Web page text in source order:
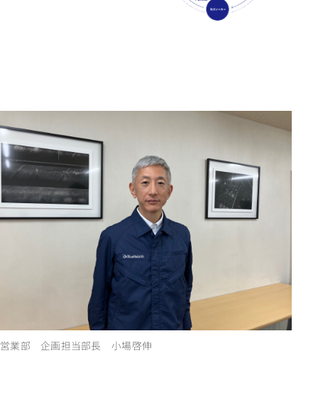
営業部 企画担当部長 小場啓伸